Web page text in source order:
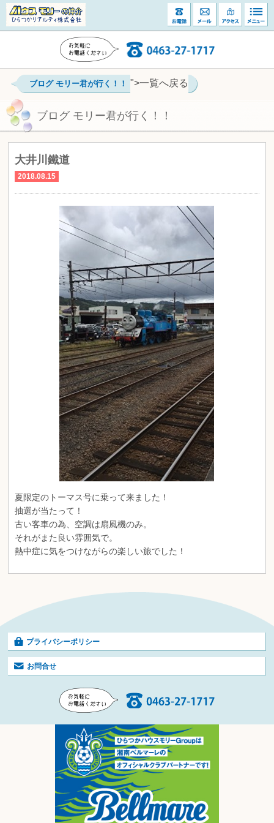
ブログ モリー君が行く！！ ">一覧へ戻る
ブログ モリー君が行く！！
大井川鐵道
2018.08.15
夏限定のトーマス号に乗って来ました！
抽選が当たって！
古い客車の為、空調は扇風機のみ。
それがまた良い雰囲気で。
熱中症に気をつけながらの楽しい旅でした！
プライバシーポリシー
お問合せ